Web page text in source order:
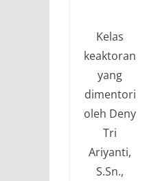
Kelas
keaktoran
yang
dimentori
oleh Deny
Tri
Ariyanti,
S.Sn.,